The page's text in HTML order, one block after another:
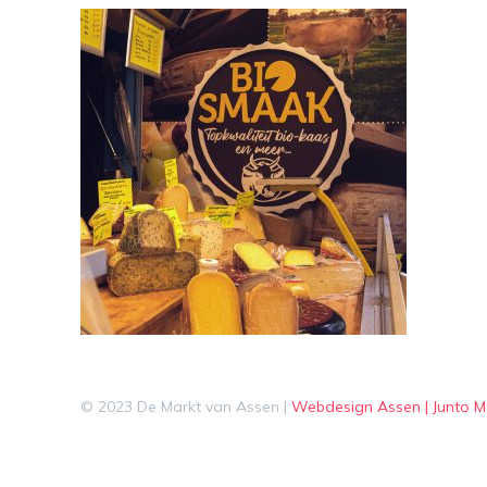
© 2023 De Markt van Assen | Webdesign Assen | Junto